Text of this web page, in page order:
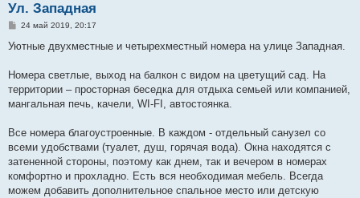
Ул. Западная
С
о
е
и
е
24 май 2019, 20:17
Уютные двухместные и четырехместный номера на улице Западная.
Номера светлые, выход на балкон с видом на цветущий сад. На
территории – просторная беседка для отдыха семьей или компанией,
мангальная печь, качели, WI-FI, автостоянка.
Все номера благоустроенные. В каждом - отдельный санузел со
всеми удобствами (туалет, душ, горячая вода). Окна находятся с
затененной стороны, поэтому как днем, так и вечером в номерах
комфортно и прохладно. Есть вся необходимая мебель. Всегда
можем добавить дополнительное спальное место или детскую